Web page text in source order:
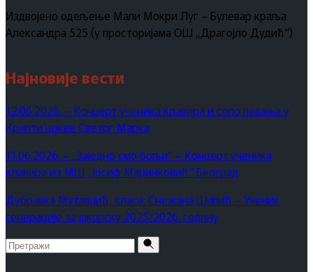
Издвојено одељење Мали Мокри Луг – Булевар краља
Александра 525 (у просторијама ОШ „Драгојло Дудић“)
Најновије вести
12.06.2026. – Концерт ученика клавира и соло певања у
Крипти цркве Светог Марка
11.06.2026. – „Заједно смо бољи“ – Концерт ученика
клавира из МШ „Јосиф Маринковић“ Београд
Дубравка Мутавџић, класа: Снежана Шипић – Ученик
генерације за школску 2025/2026. годину
Pretraži